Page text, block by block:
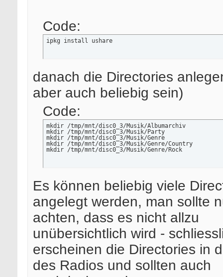
Code:
ipkg install ushare
danach die Directories
aber auch beliebig sein)
Code:
mkdir /tmp/mnt/disc0_3/Musik/Albumarchiv
mkdir /tmp/mnt/disc0_3/Musik/Party
mkdir /tmp/mnt/disc0_3/Musik/Genre
mkdir /tmp/mnt/disc0_3/Musik/Genre/Country
mkdir /tmp/mnt/disc0_3/Musik/Genre/Rock
Es können beliebig viele
angelegt werden, man sollte
achten, dass es nicht allzu
unübersichtlich wird -
erscheinen die Directories in
des Radios und sollten auch